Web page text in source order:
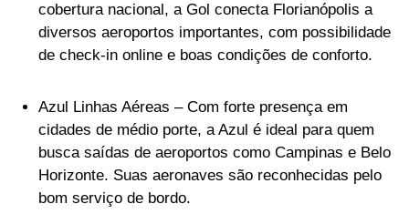
cobertura nacional, a Gol conecta Florianópolis a
diversos aeroportos importantes, com possibilidade
de check-in online e boas condições de conforto.
Azul Linhas Aéreas – Com forte presença em
cidades de médio porte, a Azul é ideal para quem
busca saídas de aeroportos como Campinas e Belo
Horizonte. Suas aeronaves são reconhecidas pelo
bom serviço de bordo.